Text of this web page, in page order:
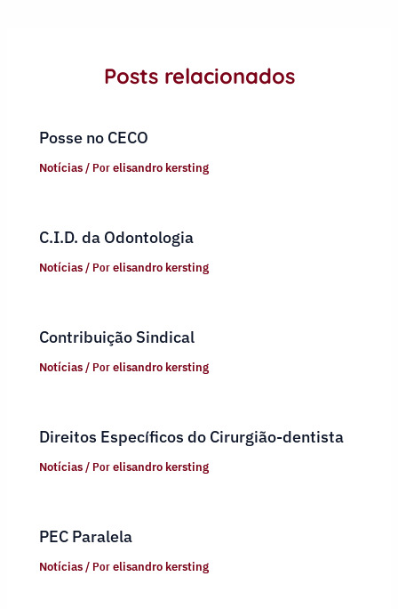
Posts relacionados
Posse no CECO
Notícias/ Porelisandro kersting
C.I.D. da Odontologia
Notícias/ Porelisandro kersting
Contribuição Sindical
Notícias/ Porelisandro kersting
Direitos Específicos do Cirurgião-dentista
Notícias/ Porelisandro kersting
PEC Paralela
Notícias/ Porelisandro kersting